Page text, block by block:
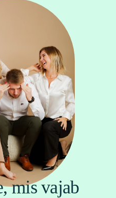
mis vajab